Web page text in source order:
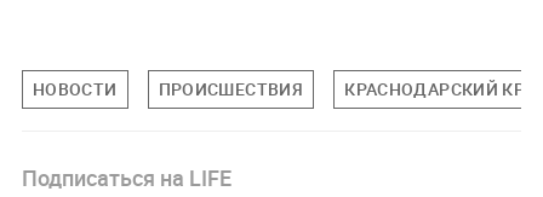
НОВОСТИ ПРОИСШЕСТВИЯ КРАСНОДАРСКИЙ
Подписаться на LIFE